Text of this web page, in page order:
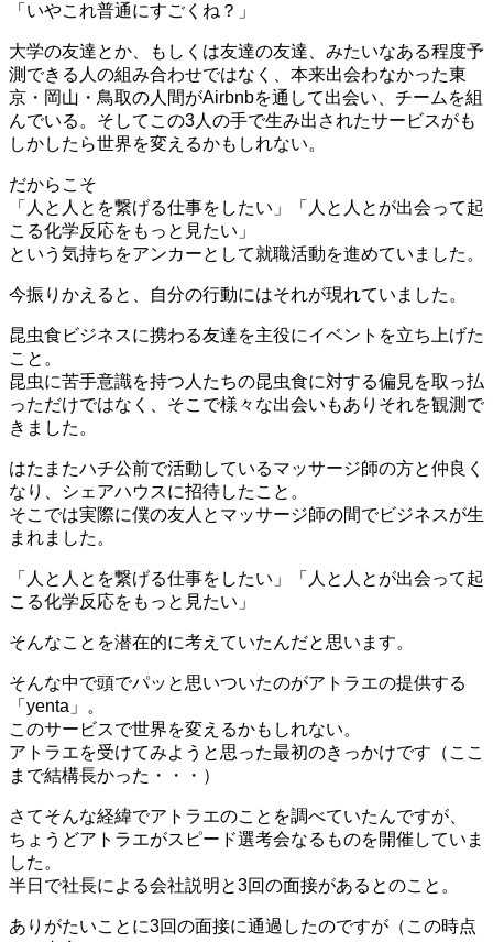
「いやこれ普通にすごくね？」
大学の友達とか、もしくは友達の友達、みたいなある程度予
測できる人の組み合わせではなく、本来出会わなかった東
京・岡山・鳥取の人間がAirbnbを通して出会い、チームを組
んでいる。そしてこの3人の手で生み出されたサービスがも
しかしたら世界を変えるかもしれない。
だからこそ
「人と人とを繋げる仕事をしたい」「人と人とが出会って起
こる化学反応をもっと見たい」
という気持ちをアンカーとして就職活動を進めていました。
今振りかえると、自分の行動にはそれが現れていました。
昆虫食ビジネスに携わる友達を主役にイベント を立ち上げた
こと。
昆虫に苦手意識を持つ人たちの昆虫食に対する偏見を取っ払
っただけではなく、そこで様々な出会いもありそれを観測で
きました。
はたまたハチ公前で活動しているマッサージ師の方と仲良く
なり、シェアハウスに招待したこと。
そこでは実際に僕の友人とマッサージ師の間でビジネスが生
まれました。
「人と人とを繋げる仕事をしたい」「人と人とが出会って起
こる化学反応をもっと見たい」
そんなことを潜在的に考えていたんだと思います。
そんな中で頭でパッと思いついたのがアトラエの提供する
「yenta」。
このサービスで世界を変えるかもしれない。
アトラエを受けてみようと思った最初のきっかけです（ここ
まで結構長かった・・・）
さてそんな経緯でアトラエのことを調べていたんですが、
ちょうどアトラエがスピード選考会なるものを開催していま
した。
半日で社長による会社説明と3回の面接があるとのこと。
ありがたいことに3回の面接に通過したのですが（この時点